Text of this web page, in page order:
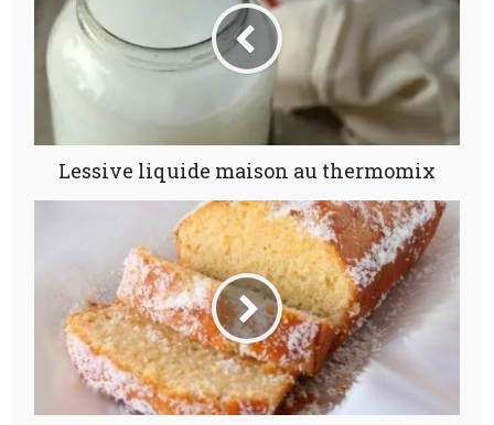
Lessive liquide maison au thermomix